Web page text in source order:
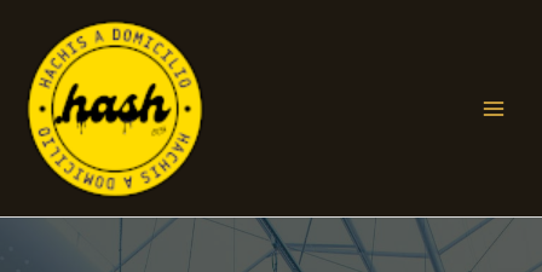
contenido